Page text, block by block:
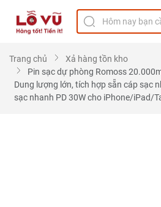
Trang chủ
Xả hàng tồn kho
Pin sạc dự phòng Romoss
Dung lượng lớn, tích hợp sẵn cáp sạc
sạc nhanh PD 30W cho iPhone/iPad/